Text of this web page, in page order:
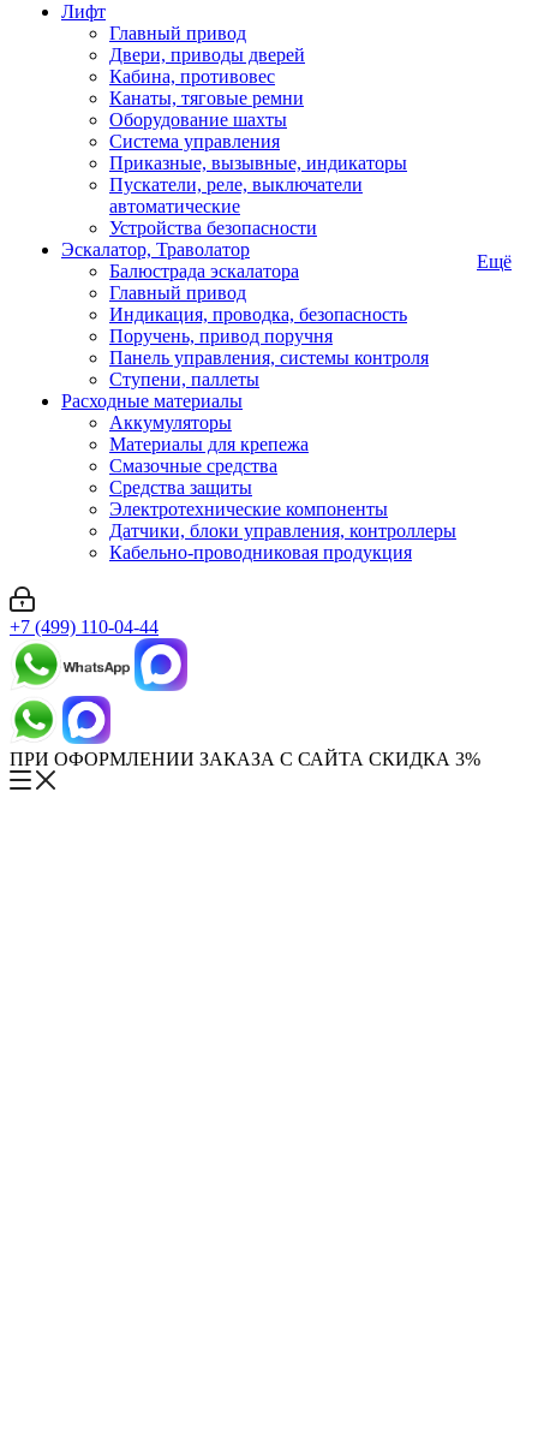
Лифт
Главный привод
Двери, приводы дверей
Кабина, противовес
Канаты, тяговые ремни
Оборудование шахты
Система управления
Приказные, вызывные, индикаторы
Пускатели, реле, выключатели
автоматические
Устройства безопасности
Эскалатор, Траволатор
Балюстрада эскалатора
Главный привод
Индикация, проводка, безопасность
Поручень, привод поручня
Панель управления, системы контроля
Ступени, паллеты
Расходные материалы
Аккумуляторы
Материалы для крепежа
Смазочные средства
Средства защиты
Электротехнические компоненты
Датчики, блоки управления, контроллеры
Кабельно-проводниковая продукция
Ещё
+7 (499) 110-04-44
ПРИ ОФОРМЛЕНИИ ЗАКАЗА С САЙТА СКИДКА 3%